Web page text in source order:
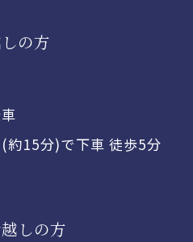
の方
約15分)で下車 徒歩5分
しの方